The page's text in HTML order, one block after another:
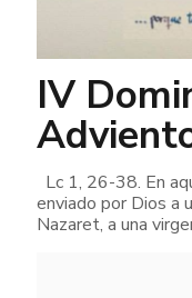
IV
Lc 1, 26-38. En
enviado por Dios a
Nazaret, a una